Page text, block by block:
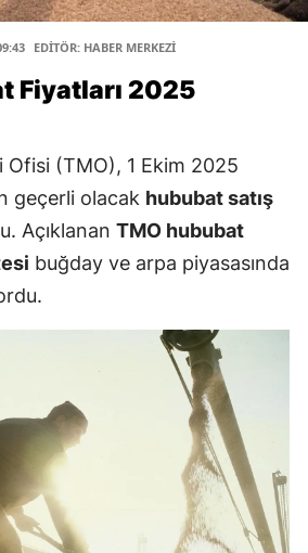
EDİTÖR: HABER MERKEZİ
Fiyatları 2025
Ofisi (TMO), 1 Ekim 2025
geçerli olacak hububat satış
Açıklanan TMO hububat
buğday ve arpa piyasasında